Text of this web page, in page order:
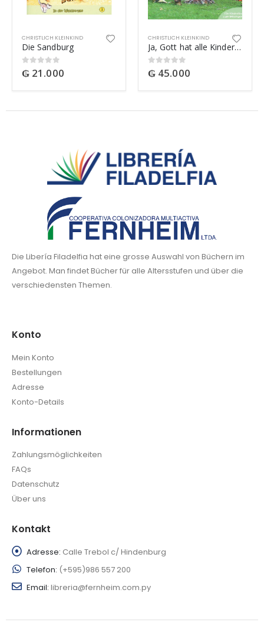
CHRISTLICH KLEINKIND
Die Sandburg
0out of 5
₲ 21.000
CHRISTLICH KLEINKIND
Ja, Gott hat alle Kinder lieb
0out of 5
₲ 45.000
Die Libería Filadelfia hat eine grosse Auswahl von Büchern im
Angebot. Man findet Bücher für alle Altersstufen und über die
verschiedensten Themen.
Konto
Mein Konto
Bestellungen
Adresse
Konto-Details
Informationen
Zahlungsmöglichkeiten
FAQs
Datenschutz
Über uns
Kontakt
Adresse: Calle Trebol c/ Hindenburg
Telefon: (+595)986 557 200
Email: libreria@fernheim.com.py